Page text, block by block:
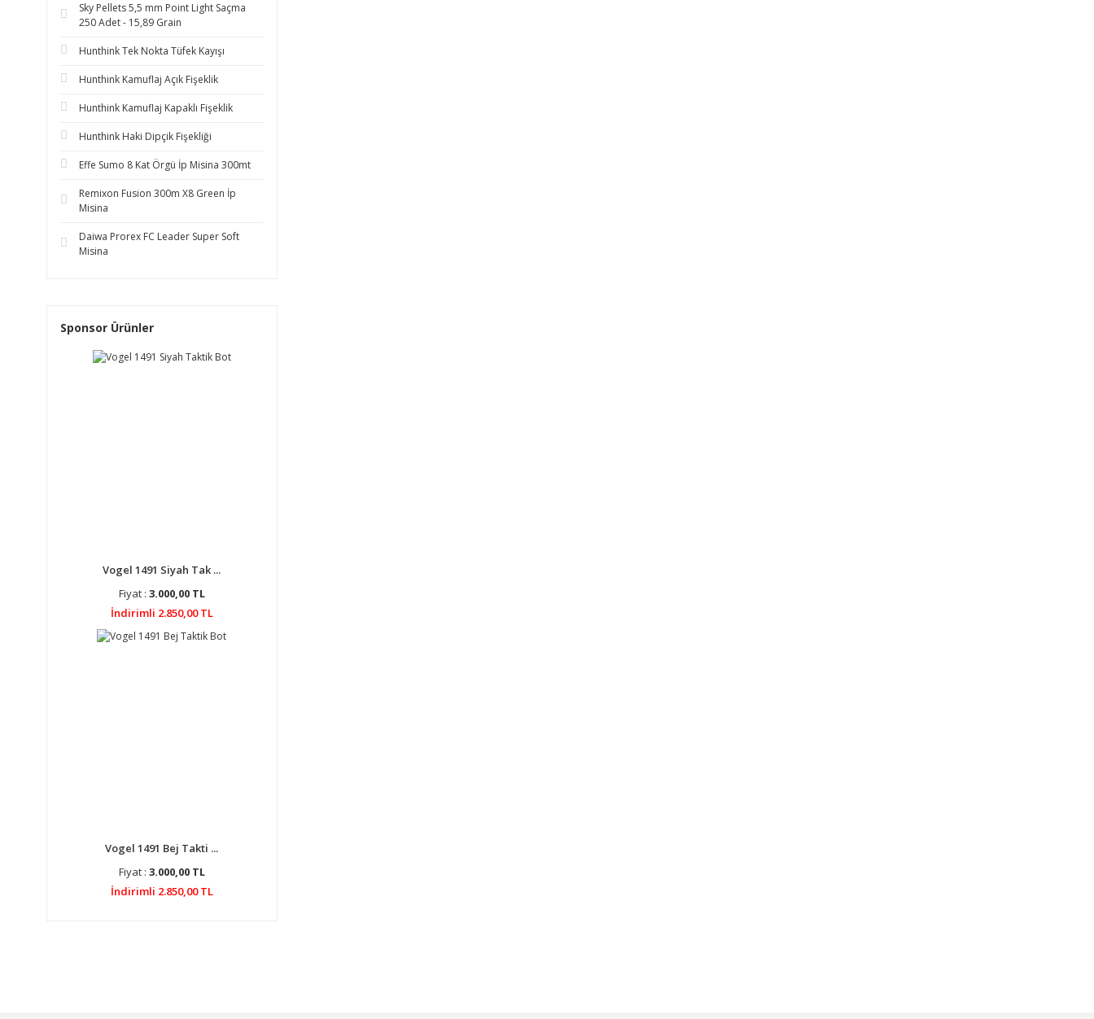
Sky Pellets 5,5 mm Point Light Saçma
250 Adet - 15,89 Grain
Hunthink Tek Nokta Tüfek Kayışı
Hunthink Kamuflaj Açık Fişeklik
Hunthink Kamuflaj Kapaklı Fişeklik
Hunthink Haki Dipçik Fişekliği
Effe Sumo 8 Kat Örgü İp Misina 300mt
Remixon Fusion 300m X8 Green İp
Misina
Daiwa Prorex FC Leader Super Soft
Misina
Sponsor Ürünler
Vogel 1491 Siyah Tak ...
Fiyat : 3.000,00 TL
İndirimli 2.850,00 TL
Vogel 1491 Bej Takti ...
Fiyat : 3.000,00 TL
İndirimli 2.850,00 TL